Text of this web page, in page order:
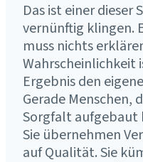
Das ist einer dieser
vernünftig klingen.
muss nichts
Wahrscheinlichkeit
Ergebnis den
Gerade Menschen,
Sorgfalt aufgebaut
Sie übernehmen
auf Qualität. Sie